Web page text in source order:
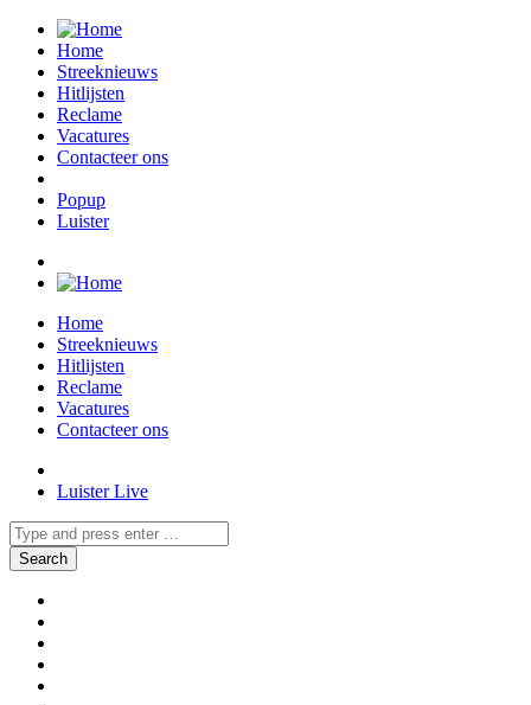
Home
Streeknieuws
Hitlijsten
Reclame
Vacatures
Contacteer ons
Popup
Luister
Home
Streeknieuws
Hitlijsten
Reclame
Vacatures
Contacteer ons
Luister Live